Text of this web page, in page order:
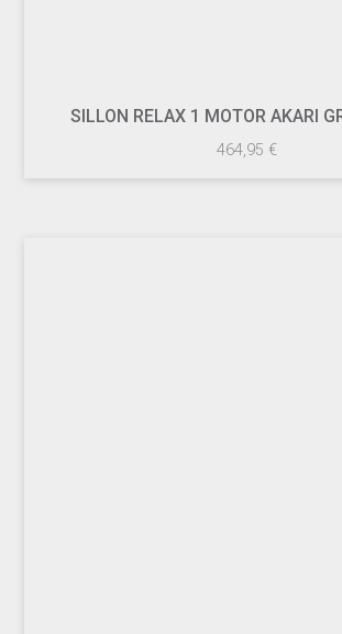
SILLON RELAX 1 MOTOR AKARI
464,95 €